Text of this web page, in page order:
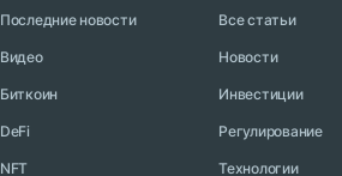
Последние новости
Видео
Биткоин
DeFi
NFT
Все статьи
Новости
Инвестиции
Регулирование
Технологии